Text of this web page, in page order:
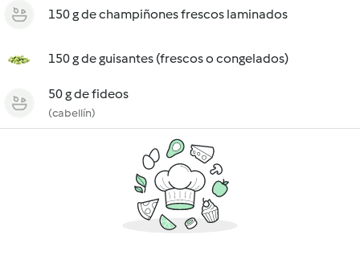
150 g de champiñones frescos laminados
150 g de guisantes (frescos o congelados)
50 g de fideos
(cabellín)